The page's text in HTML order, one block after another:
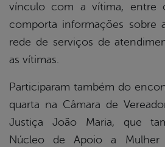
vínculo com a vítima, entre
comporta informações sobre
rede de serviços de
as vítimas.
Participaram também do
quarta na Câmara de
Justiça João Maria, que
Núcleo de Apoio a Mulher